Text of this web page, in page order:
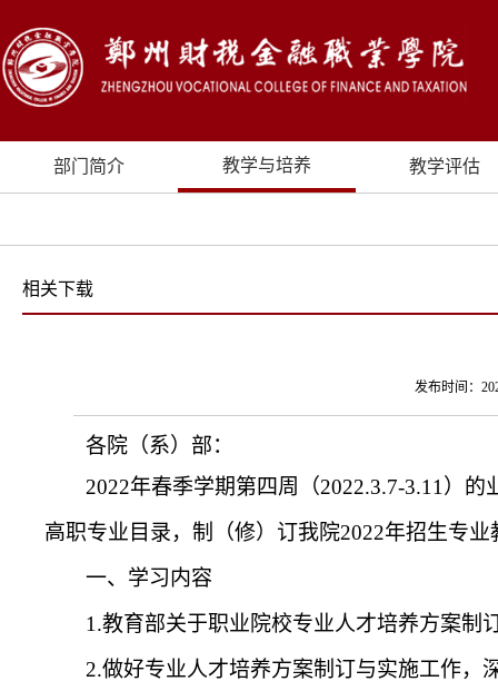
部门简介 教学与培养 教学评估
相关下载
发布时间：
各院（系）部：
2022年春季学期第四周（2022.3.7-3.11 ）的
高职专业目录，制（修）订我院2022年招生专业
一、学习内容
1.教育部关于职业院校专业人才培养方案制
2.做好专业人才培养方案制订与实施工作，